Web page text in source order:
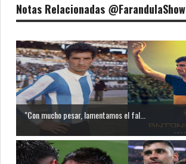
Notas Relacionadas @FarandulaShow
"Con mucho pesar, lamentamos el fal...